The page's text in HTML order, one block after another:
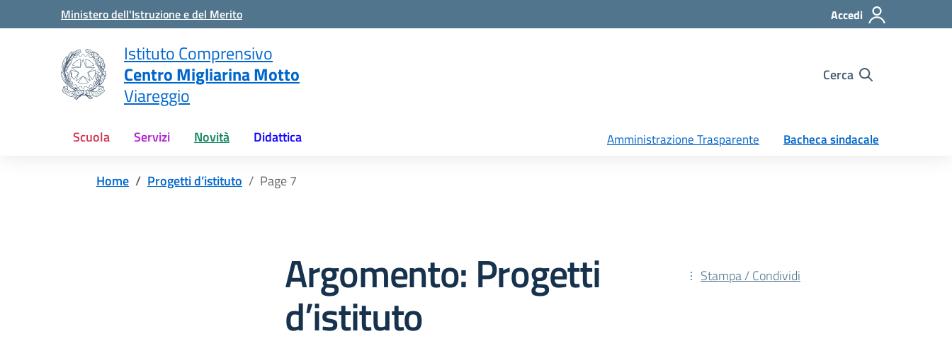
Vai ai contenuti
Vai al menu di navigazione
Ministero dell'Istruzione e del Merito Accedi
Istituto Comprensivo
Centro Migliarina Motto
Viareggio
Cerca
Scuola Servizi Novità Didattica Amministrazione Trasparente Bacheca sindacale
Home Progetti d’istituto Page 7
Argomento: Progetti
d’istituto
Stampa / Condividi